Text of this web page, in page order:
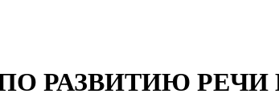
РАЗВИТИЮ